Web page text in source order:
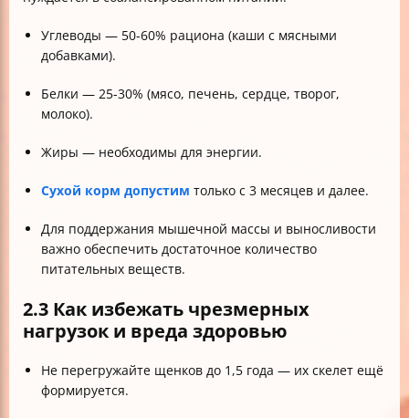
Углеводы — 50-60% рациона (каши с мясными
добавками).
Белки — 25-30% (мясо, печень, сердце, творог,
молоко).
Жиры — необходимы для энергии.
Сухой корм допустим только с 3 месяцев и далее.
Для поддержания мышечной массы и выносливости
важно обеспечить достаточное количество
питательных веществ.
2.3 Как избежать чрезмерных
нагрузок и вреда здоровью
Не перегружайте щенков до 1,5 года — их скелет ещё
формируется.